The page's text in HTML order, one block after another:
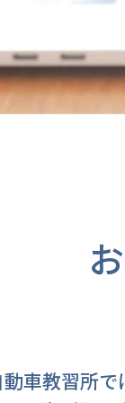
車教習所